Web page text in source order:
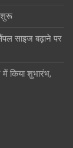
शुरू
साइज बढ़ाने पर
किया शुभारंभ,